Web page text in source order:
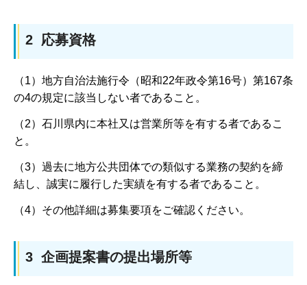
2 応募資格
（1）地方自治法施行令（昭和22年政令第16号）第167条
の4の規定に該当しない者であること。
（2）石川県内に本社又は営業所等を有する者であるこ
と。
（3）過去に地方公共団体での類似する業務の契約を締
結し、誠実に履行した実績を有する者であること。
（4）その他詳細は募集要項をご確認ください。
3 企画提案書の提出場所等